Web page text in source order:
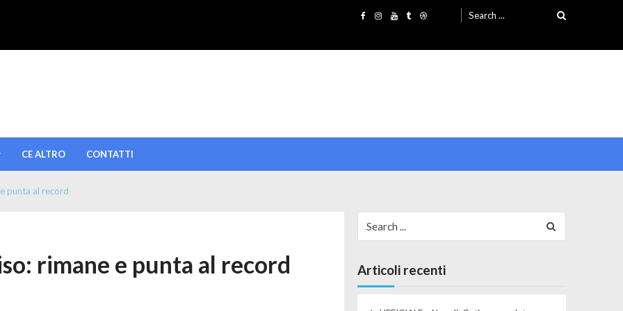
Search for:
CE ALTRO CONTATTI
punta al record
rimane e punta al record Articoli recenti